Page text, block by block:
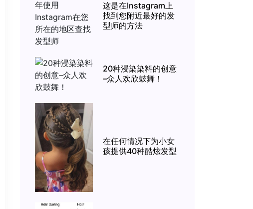
这是在Instagram上
找到您附近最好的发
型师的方法
20种浸染染料的创意
–众人欢欣鼓舞！
在任何情况下为小女
孩提供40种酷炫发型